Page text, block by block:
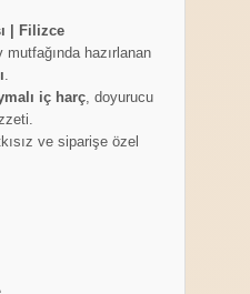
| Filizce
hazırlanan
iç harç, doyurucu
ve siparişe özel